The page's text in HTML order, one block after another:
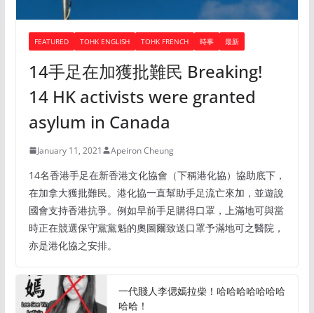
FEATURED TOHK ENGLISH TOHK FRENCH 時事 最新
14手足在加獲批難民 Breaking!
14 HK activists were granted
asylum in Canada
January 11, 2021 Apeiron Cheung
14名香港手足在新香港文化協會（下稱港化協）協助底下，
在加拿大獲批難民。港化協一直幫助手足流亡來加，並遊說
國會支持香港抗爭。例如早前手足購得口罩，上滿地可與當
時正在競選保守黨黨魁的奧圖爾致送口罩予滿地可之醫院，
亦是港化協之安排。
一代賤人李偲嫣拉柴！哈哈哈哈哈哈哈
哈哈！